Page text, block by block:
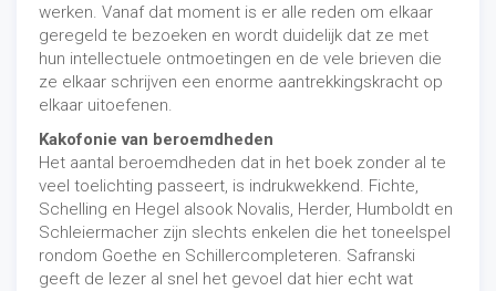
werken. Vanaf dat moment is er alle reden om elkaar
geregeld te bezoeken en wordt duidelijk dat ze met
hun intellectuele ontmoetingen en de vele brieven die
ze elkaar schrijven een enorme aantrekkingskracht op
elkaar uitoefenen.
Kakofonie van beroemdheden
Het aantal beroemdheden dat in het boek zonder al te
veel toelichting passeert, is indrukwekkend. Fichte,
Schelling en Hegel alsook Novalis, Herder, Humboldt en
Schleiermacher zijn slechts enkelen die het toneelspel
rondom Goethe en Schillercompleteren. Safranski
geeft de lezer al snel het gevoel dat hier echt wat